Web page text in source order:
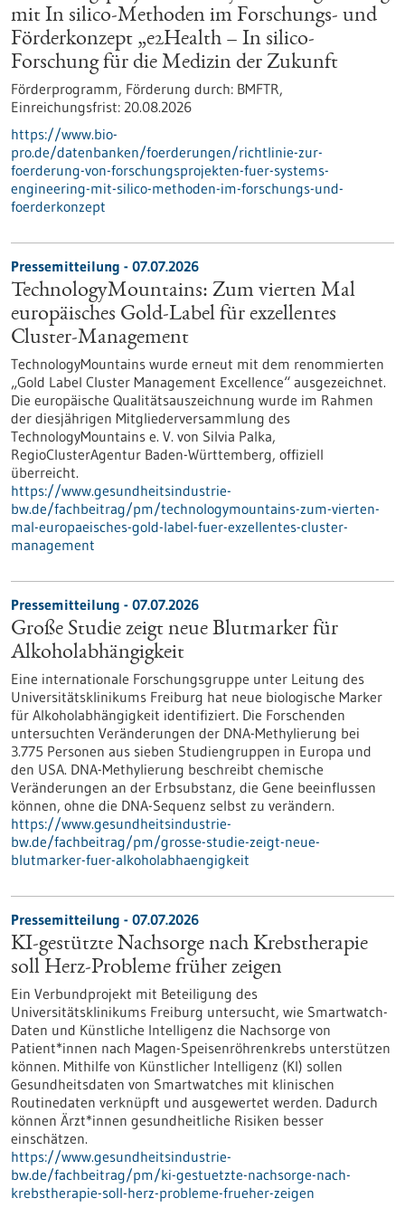
mit In silico-Methoden im Forschungs- und
Förderkonzept „e2Health – In silico-
Forschung für die Medizin der Zukunft
Förderprogramm, Förderung durch: BMFTR,
Einreichungsfrist: 20.08.2026
https://www.bio-
pro.de/datenbanken/foerderungen/richtlinie-zur-
foerderung-von-forschungsprojekten-fuer-systems-
engineering-mit-silico-methoden-im-forschungs-und-
foerderkonzept
Pressemitteilung - 07.07.2026
TechnologyMountains: Zum vierten Mal
europäisches Gold-Label für exzellentes
Cluster-Management
TechnologyMountains wurde erneut mit dem renommierten
„Gold Label Cluster Management Excellence“ ausgezeichnet.
Die europäische Qualitätsauszeichnung wurde im Rahmen
der diesjährigen Mitgliederversammlung des
TechnologyMountains e. V. von Silvia Palka,
RegioClusterAgentur Baden-Württemberg, offiziell
überreicht.
https://www.gesundheitsindustrie-
bw.de/fachbeitrag/pm/technologymountains-zum-vierten-
mal-europaeisches-gold-label-fuer-exzellentes-cluster-
management
Pressemitteilung - 07.07.2026
Große Studie zeigt neue Blutmarker für
Alkoholabhängigkeit
Eine internationale Forschungsgruppe unter Leitung des
Universitätsklinikums Freiburg hat neue biologische Marker
für Alkoholabhängigkeit identifiziert. Die Forschenden
untersuchten Veränderungen der DNA-Methylierung bei
3.775 Personen aus sieben Studiengruppen in Europa und
den USA. DNA-Methylierung beschreibt chemische
Veränderungen an der Erbsubstanz, die Gene beeinflussen
können, ohne die DNA-Sequenz selbst zu verändern.
https://www.gesundheitsindustrie-
bw.de/fachbeitrag/pm/grosse-studie-zeigt-neue-
blutmarker-fuer-alkoholabhaengigkeit
Pressemitteilung - 07.07.2026
KI-gestützte Nachsorge nach Krebstherapie
soll Herz-Probleme früher zeigen
Ein Verbundprojekt mit Beteiligung des
Universitätsklinikums Freiburg untersucht, wie Smartwatch-
Daten und Künstliche Intelligenz die Nachsorge von
Patient*innen nach Magen-Speisenröhrenkrebs unterstützen
können. Mithilfe von Künstlicher Intelligenz (KI) sollen
Gesundheitsdaten von Smartwatches mit klinischen
Routinedaten verknüpft und ausgewertet werden. Dadurch
können Ärzt*innen gesundheitliche Risiken besser
einschätzen.
https://www.gesundheitsindustrie-
bw.de/fachbeitrag/pm/ki-gestuetzte-nachsorge-nach-
krebstherapie-soll-herz-probleme-frueher-zeigen